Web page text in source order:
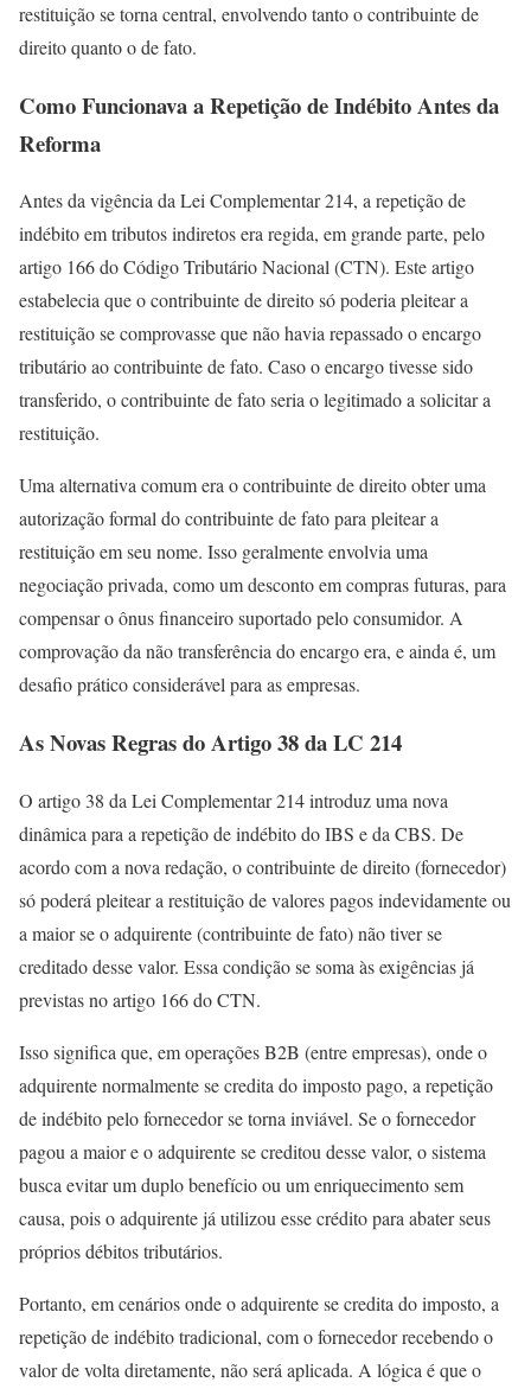
restituição se torna central, envolvendo tanto o contribuinte de
direito quanto o de fato.
Como Funcionava a Repetição de Indébito Antes da
Reforma
Antes da vigência da Lei Complementar 214, a repetição de
indébito em tributos indiretos era regida, em grande parte, pelo
artigo 166 do Código Tributário Nacional (CTN). Este artigo
estabelecia que o contribuinte de direito só poderia pleitear a
restituição se comprovasse que não havia repassado o encargo
tributário ao contribuinte de fato. Caso o encargo tivesse sido
transferido, o contribuinte de fato seria o legitimado a solicitar a
restituição.
Uma alternativa comum era o contribuinte de direito obter uma
autorização formal do contribuinte de fato para pleitear a
restituição em seu nome. Isso geralmente envolvia uma
negociação privada, como um desconto em compras futuras, para
compensar o ônus financeiro suportado pelo consumidor. A
comprovação da não transferência do encargo era, e ainda é, um
desafio prático considerável para as empresas.
As Novas Regras do Artigo 38 da LC 214
O artigo 38 da Lei Complementar 214 introduz uma nova
dinâmica para a repetição de indébito do IBS e da CBS. De
acordo com a nova redação, o contribuinte de direito (fornecedor)
só poderá pleitear a restituição de valores pagos indevidamente ou
a maior se o adquirente (contribuinte de fato) não tiver se
creditado desse valor. Essa condição se soma às exigências já
previstas no artigo 166 do CTN.
Isso significa que, em operações B2B (entre empresas), onde o
adquirente normalmente se credita do imposto pago, a repetição
de indébito pelo fornecedor se torna inviável. Se o fornecedor
pagou a maior e o adquirente se creditou desse valor, o sistema
busca evitar um duplo benefício ou um enriquecimento sem
causa, pois o adquirente já utilizou esse crédito para abater seus
próprios débitos tributários.
Portanto, em cenários onde o adquirente se credita do imposto, a
repetição de indébito tradicional, com o fornecedor recebendo o
valor de volta diretamente, não será aplicada. A lógica é que o